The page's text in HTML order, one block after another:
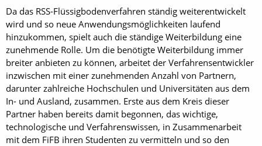
Da das RSS-Flüssigbodenverfahren ständig weiterentwickelt
wird und so neue Anwendungsmöglichkeiten laufend
hinzukommen, spielt auch die ständige Weiterbildung eine
zunehmende Rolle. Um die benötigte Weiterbildung immer
breiter anbieten zu können, arbeitet der Verfahrensentwickler
inzwischen mit einer zunehmenden Anzahl von Partnern,
darunter zahlreiche Hochschulen und Universitäten aus dem
In- und Ausland, zusammen. Erste aus dem Kreis dieser
Partner haben bereits damit begonnen, das wichtige,
technologische und Verfahrenswissen, in Zusammenarbeit
mit dem FiFB ihren Studenten zu vermitteln und so den